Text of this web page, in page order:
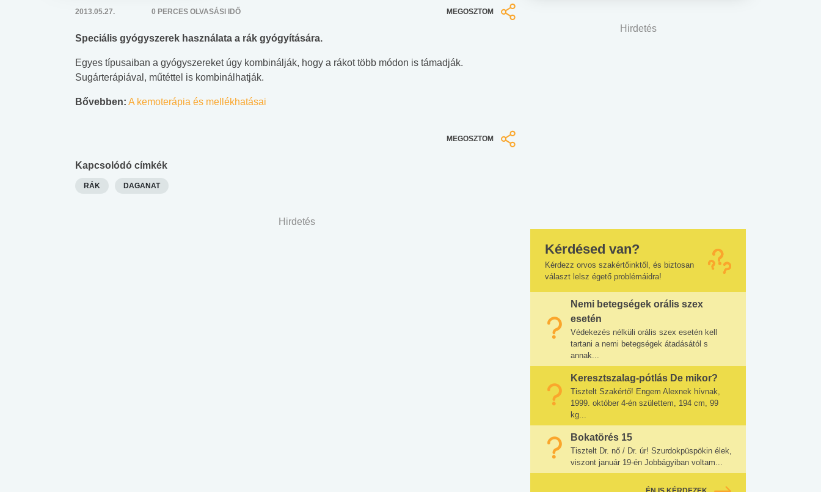
2013.05.27. 0 PERCES OLVASÁSI IDŐ MEGOSZTOM
Speciális gyógyszerek használata a rák gyógyítására.
Egyes típusaiban a gyógyszereket úgy kombinálják, hogy a rákot több módon is támadják.
Sugárterápiával, műtéttel is kombinálhatják.
Bővebben: A kemoterápia és mellékhatásai
MEGOSZTOM
Kapcsolódó címkék
RÁK DAGANAT
Hirdetés
Hirdetés
Kérdésed van?
Kérdezz orvos szakértőinktől, és biztosan
választ lelsz égető problémáidra!
Nemi betegségek orális szex
esetén
Védekezés nélküli orális szex esetén kell
tartani a nemi betegségek átadásától s
annak...
Keresztszalag-pótlás De mikor?
Tisztelt Szakértő! Engem Alexnek hívnak,
1999. október 4-én születtem, 194 cm, 99
kg...
Bokatörés 15
Tisztelt Dr. nő / Dr. úr! Szurdokpüspökin élek,
viszont január 19-én Jobbágyiban voltam...